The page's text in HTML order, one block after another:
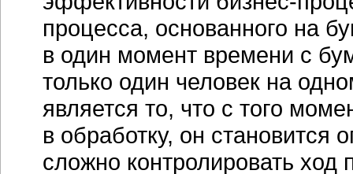
процесса, основанного на
в один момент времени с
только один человек на
является то, что с того
в обработку, он становится
сложно контролировать ход